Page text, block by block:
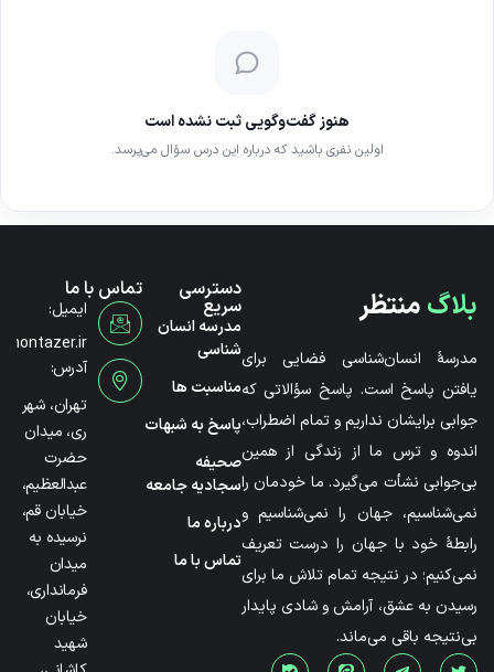
هنوز گفت‌وگویی ثبت نشده است
اولین نفری باشید که درباره این درس سؤال می‌پرسد.
بلاگمنتظر
مدرسۀ انسان‌شناسی فضایی برای
یافتن پاسخ است. پاسخ سؤالاتی که
جوابی برایشان نداریم و تمام اضطراب،
اندوه و ترس ما از زندگی از همین
بی‌جوابی نشأت می‌گیرد. ما خودمان را
نمی‌شناسیم، جهان را نمی‌شناسیم و
رابطۀ خود با جهان را درست تعریف
نمی‌کنیم؛ در نتیجه تمام تلاش ما برای
رسیدن به عشق، آرامش و شادی پایدار
بی‌نتیجه باقی می‌ماند.
دسترسی
سریع
مدرسه انسان
شناسی
مناسبت ها
پاسخ به شبهات
صحیفه
سجادیه جامعه
درباره ما
تماس با ما
تماس با ما
ایمیل:
آدرس:
تهران، شهر
ری، میدان
حضرت
عبدالعظیم،
خیابان قم،
نرسیده به
میدان
فرمانداری،
خیابان
شهید